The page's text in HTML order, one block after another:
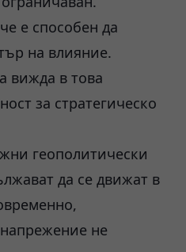
е способен да
на влияние.
вижда в това
за стратегическо
геополитически
да се движат в
не